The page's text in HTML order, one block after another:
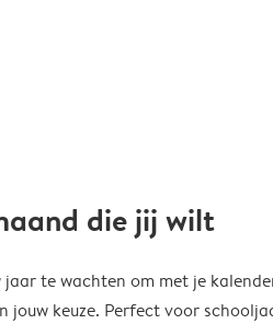
die jij wilt
te wachten om met je
jouw keuze. Perfect voor